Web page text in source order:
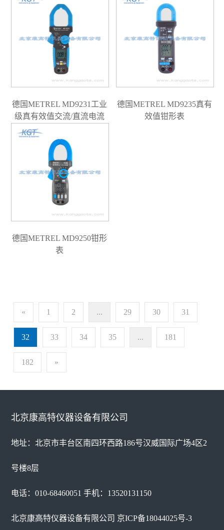
德国METREL MD9231工业
级真有效值交流/直流电流
德国METREL MD9235真有
效值钳形表
德国METREL MD9250钳形
表
« 1 2 ... 29 30 31
32 33 34 35 ... 181
182 »
北京康高特仪器设备有限公司
地址：北京市丰台区南四环西路186号汉威国际广场4区2
号楼8层
电话：010-68460051 手机：13520131150
北京康高特仪器设备有限公司 京ICP备18044025号-3